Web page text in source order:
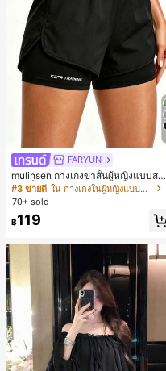
FARYUN
mulinsen กางเกงขาสั้นผู้หญิงแบบสบา
ยๆ สีพื้น หลวม อเนกประสงค์ กางเกงขา
สั้นกีฬา 2-In-1 สำหรับวิ่ง ฟิตเนส และก
ารฝึกซ้อมกีฬาในฤดูร้อน
#3 ขายดี
ใน กางเกงในผู้หญิงแบบแอคทีฟ
70+ sold
฿119